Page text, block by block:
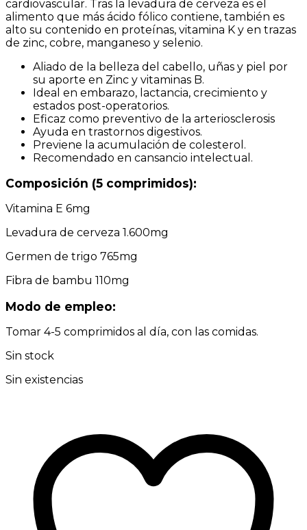
cardiovascular. Tras la levadura de cerveza es el
alimento que más ácido fólico contiene, también es
alto su contenido en proteínas, vitamina K y en trazas
de zinc, cobre, manganeso y selenio.
Aliado de la belleza del cabello, uñas y piel por
su aporte en Zinc y vitaminas B.
Ideal en embarazo, lactancia, crecimiento y
estados post-operatorios.
Eficaz como preventivo de la arteriosclerosis
Ayuda en trastornos digestivos.
Previene la acumulación de colesterol.
Recomendado en cansancio intelectual.
Composición (5 comprimidos):
Vitamina E 6mg
Levadura de cerveza 1.600mg
Germen de trigo 765mg
Fibra de bambu 110mg
Modo de empleo:
Tomar 4-5 comprimidos al día, con las comidas.
Sin stock
Sin existencias